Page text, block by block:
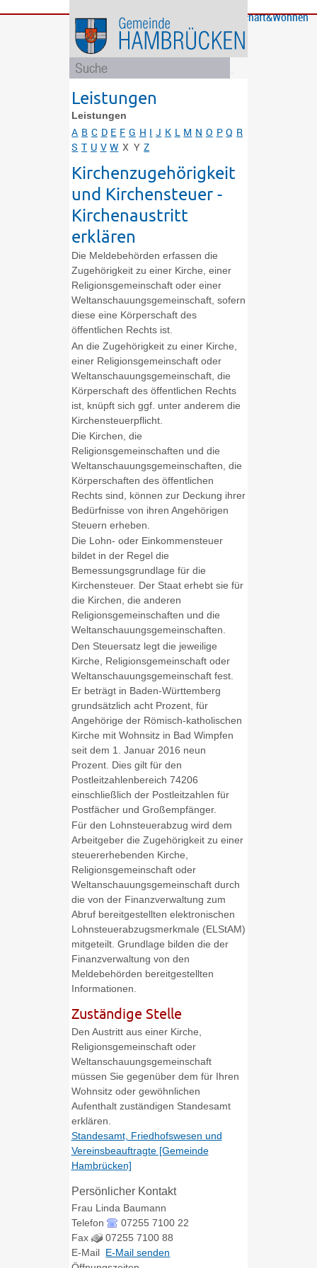
Bürgerservice
GemeindeBildung
und
Soziales
Rathaus
und
Politik
Wirtschaft&Wohnen
Leistungen
Leistungen
A B C D E F G H I J K L M N O P Q R
S T U V W X Y Z
Kirchenzugehörigkeit
und Kirchensteuer -
Kirchenaustritt
erklären
Die Meldebehörden erfassen die
Zugehörigkeit zu einer Kirche, einer
Religionsgemeinschaft oder einer
Weltanschauungsgemeinschaft, sofern
diese eine Körperschaft des
öffentlichen Rechts ist.
An die Zugehörigkeit zu einer Kirche,
einer Religionsgemeinschaft oder
Weltanschauungsgemeinschaft, die
Körperschaft des öffentlichen Rechts
ist, knüpft sich ggf. unter anderem die
Kirchensteuerpflicht.
Die Kirchen, die
Religionsgemeinschaften und die
Weltanschauungsgemeinschaften, die
Körperschaften des öffentlichen
Rechts sind, können zur Deckung ihrer
Bedürfnisse von ihren Angehörigen
Steuern erheben.
Die Lohn- oder Einkommensteuer
bildet in der Regel die
Bemessungsgrundlage für die
Kirchensteuer. Der Staat erhebt sie für
die Kirchen, die anderen
Religionsgemeinschaften und die
Weltanschauungsgemeinschaften.
Den Steuersatz legt die jeweilige
Kirche, Religionsgemeinschaft oder
Weltanschauungsgemeinschaft fest.
Er beträgt in Baden-Württemberg
grundsätzlich acht Prozent, für
Angehörige der Römisch-katholischen
Kirche mit Wohnsitz in Bad Wimpfen
seit dem 1. Januar 2016 neun
Prozent. Dies gilt für den
Postleitzahlenbereich 74206
einschließlich der Postleitzahlen für
Postfächer und Großempfänger.
Für den Lohnsteuerabzug wird dem
Arbeitgeber die Zugehörigkeit zu einer
steuererhebenden Kirche,
Religionsgemeinschaft oder
Weltanschauungsgemeinschaft durch
die von der Finanzverwaltung zum
Abruf bereitgestellten elektronischen
Lohnsteuerabzugsmerkmale (ELStAM)
mitgeteilt. Grundlage bilden die der
Finanzverwaltung von den
Meldebehörden bereitgestellten
Informationen.
Zuständige Stelle
Den Austritt aus einer Kirche,
Religionsgemeinschaft oder
Weltanschauungsgemeinschaft
müssen Sie gegenüber dem für Ihren
Wohnsitz oder gewöhnlichen
Aufenthalt zuständigen Standesamt
erklären.
Standesamt, Friedhofswesen und
Vereinsbeauftragte [Gemeinde
Hambrücken]
Persönlicher Kontakt
Frau Linda Baumann
Telefon
07255 7100 22
Fax
07255 7100 88
E-Mail E-Mail senden